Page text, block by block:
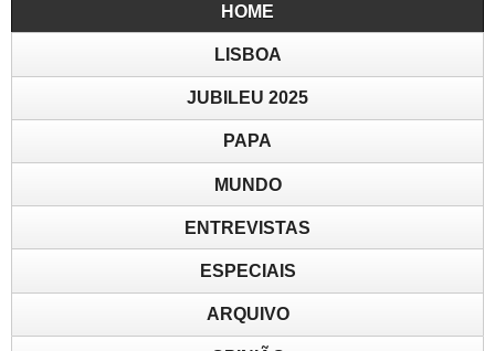
HOME
LISBOA
JUBILEU 2025
PAPA
MUNDO
ENTREVISTAS
ESPECIAIS
ARQUIVO